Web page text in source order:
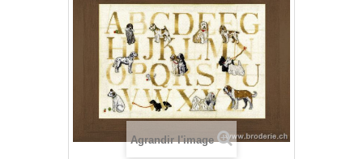
Agrandir l'image